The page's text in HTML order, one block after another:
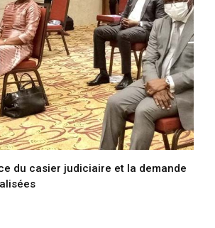
du casier judiciaire et la demande